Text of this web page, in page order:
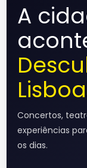
A
Concertos,
experiências
os dias.